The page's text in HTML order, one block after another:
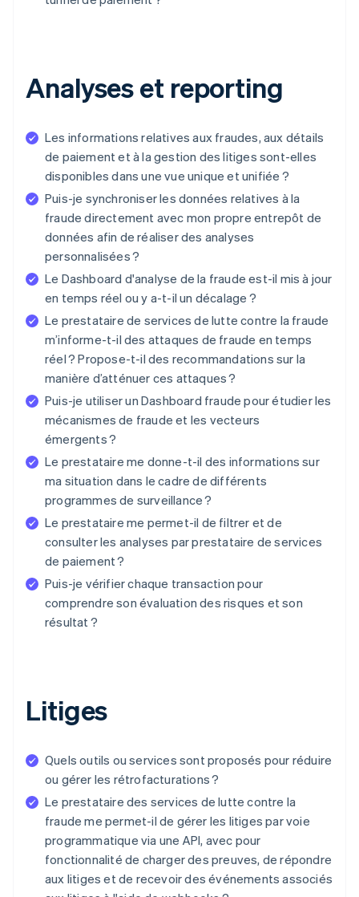
Analyses et reporting
Les informations relatives aux fraudes, aux détails
de paiement et à la gestion des litiges sont-elles
disponibles dans une vue unique et unifiée ?
Puis-je synchroniser les données relatives à la
fraude directement avec mon propre entrepôt de
données afin de réaliser des analyses
personnalisées ?
Le Dashboard d'analyse de la fraude est-il mis à jour
en temps réel ou y a-t-il un décalage ?
Le prestataire de services de lutte contre la fraude
m’informe-t-il des attaques de fraude en temps
réel ? Propose-t-il des recommandations sur la
manière d’atténuer ces attaques ?
Puis-je utiliser un Dashboard fraude pour étudier les
mécanismes de fraude et les vecteurs
émergents ?
Le prestataire me donne-t-il des informations sur
ma situation dans le cadre de différents
programmes de surveillance ?
Le prestataire me permet-il de filtrer et de
consulter les analyses par prestataire de services
de paiement ?
Puis-je vérifier chaque transaction pour
comprendre son évaluation des risques et son
résultat ?
Litiges
Quels outils ou services sont proposés pour réduire
ou gérer les rétrofacturations ?
Le prestataire des services de lutte contre la
fraude me permet-il de gérer les litiges par voie
programmatique via une API, avec pour
fonctionnalité de charger des preuves, de répondre
aux litiges et de recevoir des événements associés